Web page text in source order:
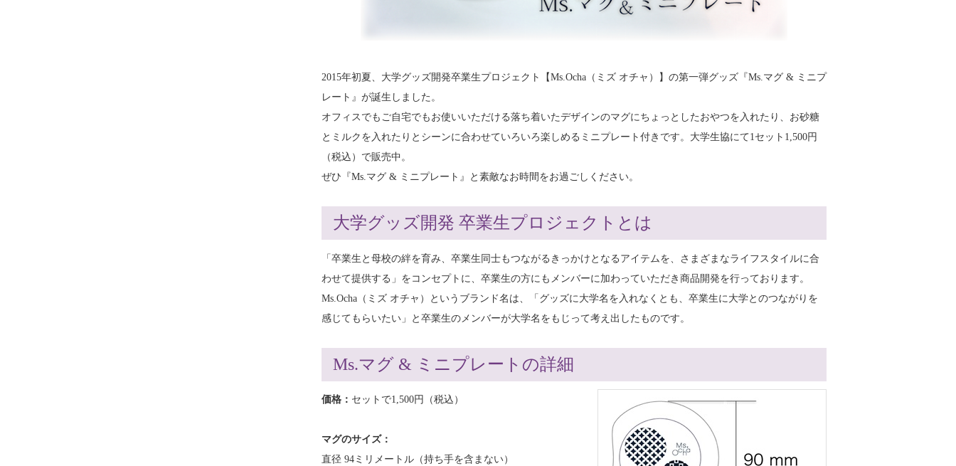
2015年初夏、大学グッズ開発卒業生プロジェクト【Ms.Ocha（ミズ オチャ）】の第一弾グッズ『Ms.マグ & ミニプ
レート』が誕生しました。
オフィスでもご自宅でもお使いいただける落ち着いたデザインのマグにちょっとしたおやつを入れたり、お砂糖
とミルクを入れたりとシーンに合わせていろいろ楽しめるミニプレート付きです。大学生協にて1セット1,500円
（税込）で販売中。
ぜひ『Ms.マグ & ミニプレート』と素敵なお時間をお過ごしください。
大学グッズ開発 卒業生プロジェクトとは
「卒業生と母校の絆を育み、卒業生同士もつながるきっかけとなるアイテムを、さまざまなライフスタイルに合
わせて提供する」をコンセプトに、卒業生の方にもメンバーに加わっていただき商品開発を行っております。
Ms.Ocha（ミズ オチャ）というブランド名は、「グッズに大学名を入れなくとも、卒業生に大学とのつながりを
感じてもらいたい」と卒業生のメンバーが大学名をもじって考え出したものです。
Ms.マグ & ミニプレートの詳細
価格： セットで1,500円（税込）
マグのサイズ：
直径 94ミリメートル（持ち手を含まない）